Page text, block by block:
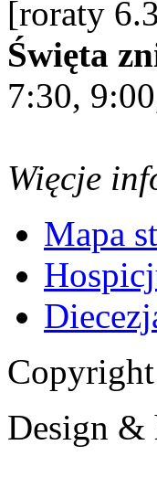
[roraty
Święta
7:30,
Więcje
Mapa
Design &